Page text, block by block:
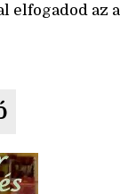
elfogadod az